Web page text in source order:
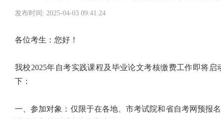
发布时间: 2025-04-03 09:41:24
各位考生：您好！
我校2025年自考实践课程及毕业论文考核缴费工作即将
下：
一、参加对象： 仅限于在各地、市考试院和省自考网预报